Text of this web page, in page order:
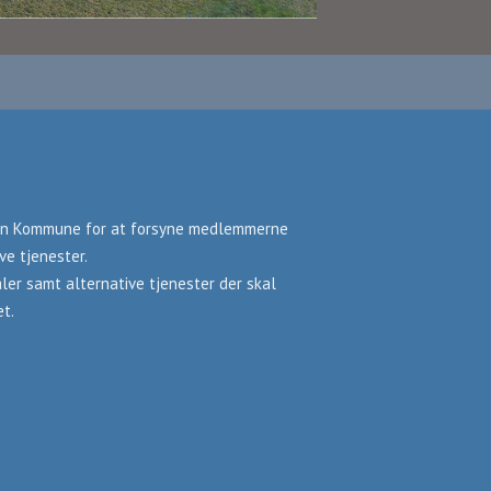
for at forsyne medlemmerne
tjenester.
samt alternative tjenester der skal